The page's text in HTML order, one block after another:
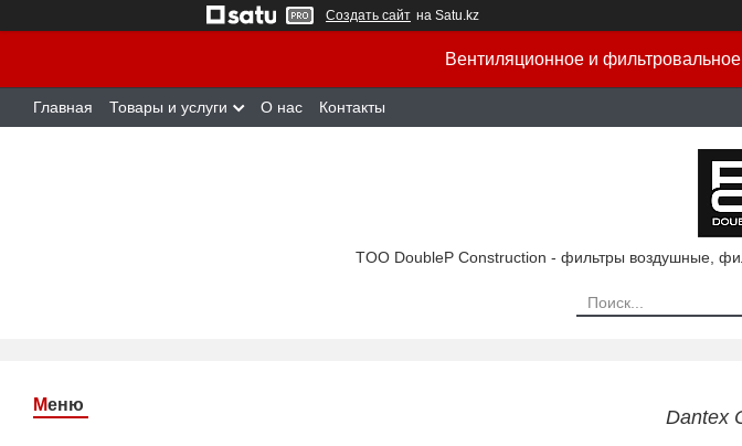
Создать сайт на Satu.kz
Вентиляционное и
Главная Товары и услуги О нас Контакты
TOO DoubleP Construction - фильтры воздушные,
Dantex